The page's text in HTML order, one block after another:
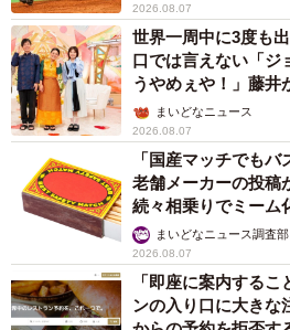
2026.08.07
世界一周中に3度も
口では言えない「ジ
うやめぇや！」藤井
ん】まいどなニュース
2026.08.07
「国産マッチでもバ
老舗メーカーの投
続々相乗りでミーム
まいどなニュース調査部
2026.08.07
「即座に案内する
ンの入り口に大き